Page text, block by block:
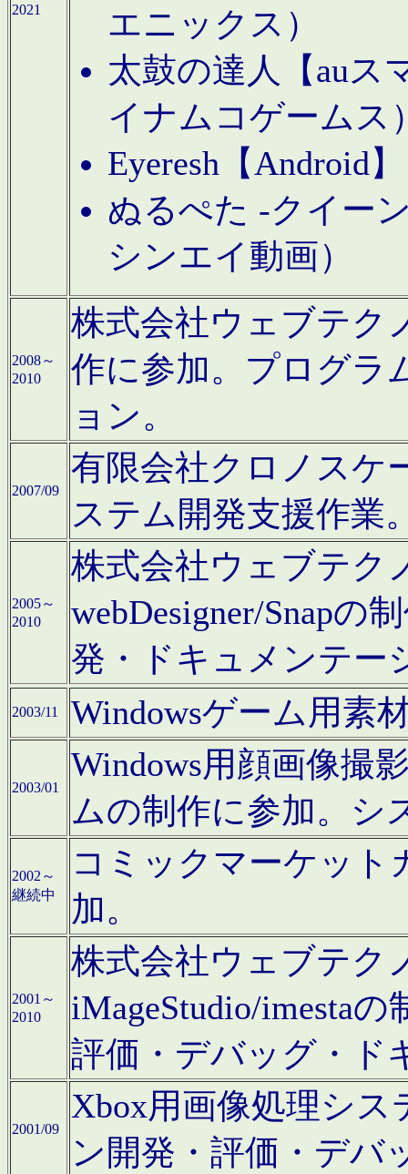
2021
エニックス）
太鼓の達人【auス
イナムコゲームス
Eyeresh【Android
ぬるぺた -クイー
シンエイ動画）
2008～
2010
株式会社ウェブテク
作に参加。プログラ
ョン。
2007/09
有限会社クロノスケ
ステム開発支援作業
2005～
2010
株式会社ウェブテク
webDesigner/Snapの
発・ドキュメンテー
2003/11 Windowsゲーム用素
2003/01
Windows用顔画像撮
ムの制作に参加。シ
2002～
継続中
コミックマーケット
加。
2001～
2010
株式会社ウェブテク
iMageStudio/imesta
評価・デバッグ・ド
2001/09
Xbox用画像処理シ
ン開発・評価・デバ